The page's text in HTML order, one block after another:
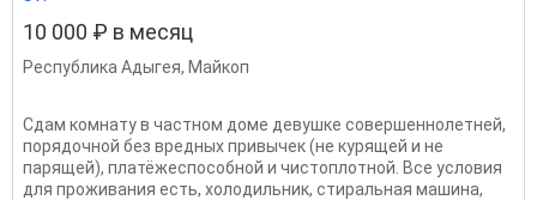
10 000 ₽ в месяц
Республика Адыгея, Майкоп
Сдам комнату в частном доме девушке совершеннолетней,
порядочной без вредных привычек (не курящей и не
парящей), платёжеспособной и чистоплотной. Все условия
для проживания есть, холодильник, стиральная машина,